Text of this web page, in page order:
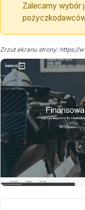
Zalecamy wybór
Zrzut ekranu strony: https://